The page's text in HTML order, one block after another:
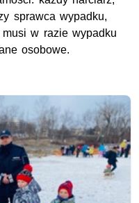
sprawca wypadku,
w razie wypadku
osobowe.